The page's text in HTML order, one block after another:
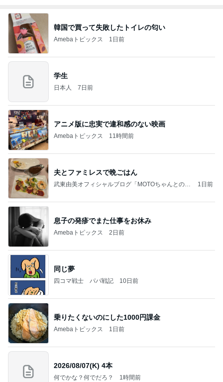
韓国で買って失敗したトイレの匂い
Amebaトピックス 1日前
学生
日本人 7日前
アニメ版に忠実で違和感のない映画
Amebaトピックス 11時間前
夫とファミレスで晩ごはん
武東由美オフィシャルブログ「MOTOちゃんとのは
1日前
息子の発疹でまた仕事をお休み
Amebaトピックス 2日前
同じ夢
四コマ戦士 パパ戦記 10日前
乗りたくないのにした1000円課金
Amebaトピックス 1日前
2026/08/07(K) 4本
何でかな？何でだろ？ 1時間前